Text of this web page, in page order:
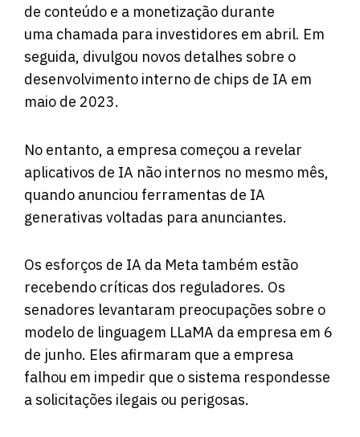
de conteúdo e a monetização durante
uma chamada para investidores em abril. Em
seguida, divulgou novos detalhes sobre o
desenvolvimento interno de chips de IA em
maio de 2023.
No entanto, a empresa começou a revelar
aplicativos de IA não internos no mesmo mês,
quando anunciou ferramentas de IA
generativas voltadas para anunciantes.
Os esforços de IA da Meta também estão
recebendo críticas dos reguladores. Os
senadores levantaram preocupações sobre o
modelo de linguagem LLaMA da empresa em 6
de junho. Eles afirmaram que a empresa
falhou em impedir que o sistema respondesse
a solicitações ilegais ou perigosas.